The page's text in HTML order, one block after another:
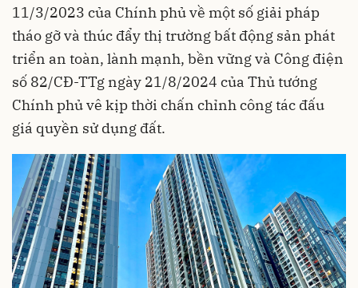
11/3/2023 của Chính phủ về một số giải pháp
tháo gỡ và thúc đẩy thị trường bất động sản phát
triển an toàn, lành mạnh, bền vững và Công điện
số 82/CĐ-TTg ngày 21/8/2024 của Thủ tướng
Chính phủ vê kịp thời chấn chỉnh công tác đấu
giá quyền sử dụng đất.